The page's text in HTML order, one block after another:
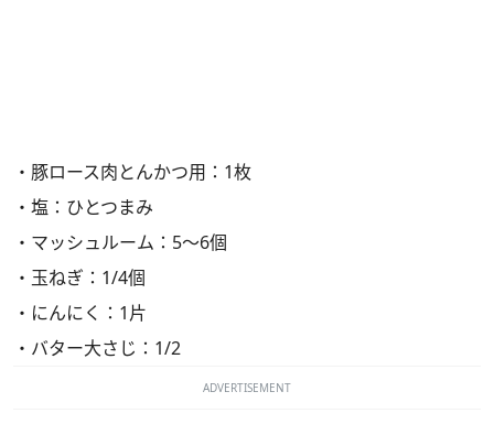
・豚ロース肉とんかつ用：1枚
・塩：ひとつまみ
・マッシュルーム：5～6個
・玉ねぎ：1/4個
・にんにく：1片
・バター大さじ：1/2
ADVERTISEMENT